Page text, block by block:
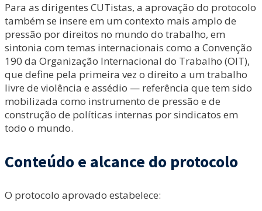
Para as dirigentes CUTistas, a aprovação do protocolo
também se insere em um contexto mais amplo de
pressão por direitos no mundo do trabalho, em
sintonia com temas internacionais como a Convenção
190 da Organização Internacional do Trabalho (OIT),
que define pela primeira vez o direito a um trabalho
livre de violência e assédio — referência que tem sido
mobilizada como instrumento de pressão e de
construção de políticas internas por sindicatos em
todo o mundo.
Conteúdo e alcance do protocolo
O protocolo aprovado estabelece: